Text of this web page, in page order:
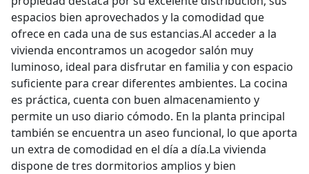
espacios bien aprovechados y la comodidad que
ofrece en cada una de sus estancias.Al acceder a la
vivienda encontramos un acogedor salón muy
luminoso, ideal para disfrutar en familia y con espacio
suficiente para crear diferentes ambientes. La cocina
es práctica, cuenta con buen almacenamiento y
permite un uso diario cómodo. En la planta principal
también se encuentra un aseo funcional, lo que aporta
un extra de comodidad en el día a día.La vivienda
dispone de tres dormitorios amplios y bien